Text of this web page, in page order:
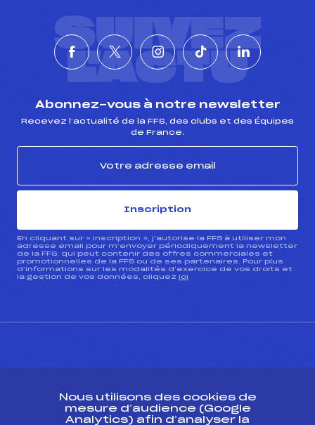
SUIVEZ
L'ACTU
Abonnez-vous à notre newsletter
Recevez l’actualité de la FFS, des clubs et des Équipes
de France.
Inscription
En cliquant sur « inscription », j’autorise la FFS à utiliser mon
adresse email pour m’envoyer périodiquement la newsletter
de la FFS, qui peut contenir des offres commerciales et
promotionnelles de la FFS ou de ses partenaires. Pour plus
d’informations sur les modalités d’exercice de vos droits et
la gestion de vos données, cliquez ici
ESPACE PRESSE
Nous utilisons des cookies de
mesure d’audience (Google
Analytics) afin d’analyser la